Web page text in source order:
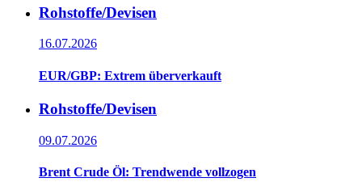
Rohstoffe/Devisen
16.07.2026
EUR/GBP: Extrem überverkauft
Rohstoffe/Devisen
09.07.2026
Brent Crude Öl: Trendwende vollzogen